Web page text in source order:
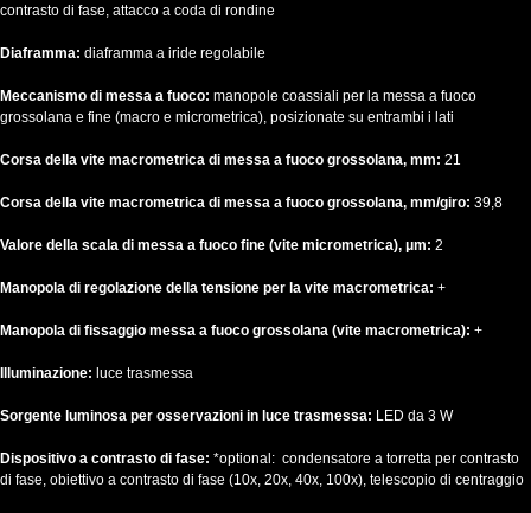
contrasto di fase, attacco a coda di rondine
Diaframma: diaframma a iride regolabile
Meccanismo di messa a fuoco: manopole coassiali per la messa a fuoco
grossolana e fine (macro e micrometrica), posizionate su entrambi i lati
Corsa della vite macrometrica di messa a fuoco grossolana, mm: 21
Corsa della vite macrometrica di messa a fuoco grossolana, mm/giro: 39,8
Valore della scala di messa a fuoco fine (vite micrometrica), μm: 2
Manopola di regolazione della tensione per la vite macrometrica: +
Manopola di fissaggio messa a fuoco grossolana (vite macrometrica): +
Illuminazione: luce trasmessa
Sorgente luminosa per osservazioni in luce trasmessa: LED da 3 W
Dispositivo a contrasto di fase: *optional: condensatore a torretta per contrasto
di fase, obiettivo a contrasto di fase (10x, 20x, 40x, 100x), telescopio di centraggio